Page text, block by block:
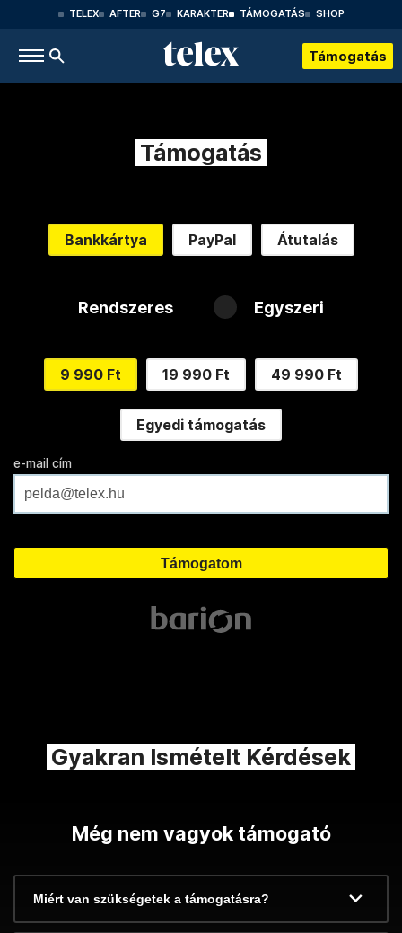
TELEX AFTER G7 KARAKTER TÁMOGATÁS SHOP
Támogatás
Támogatás
Bankkártya PayPal Átutalás
Rendszeres Egyszeri
9 990 Ft 19 990 Ft 49 990 Ft
Egyedi támogatás
e-mail cím
Gyakran Ismételt Kérdések
Még nem vagyok támogató
Miért van szükségetek a támogatásra?